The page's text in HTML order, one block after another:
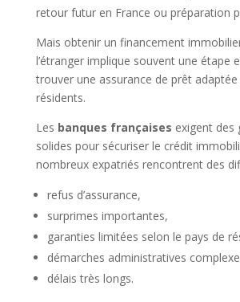
retour futur en France ou préparation
Mais obtenir un financement
l’étranger implique souvent une étape
trouver une assurance de prêt
résidents.
Les banques françaises exigent des
solides pour sécuriser le crédit
nombreux expatriés rencontrent des
refus d’assurance,
surprimes importantes,
garanties limitées selon le pays de
démarches administratives
délais très longs.